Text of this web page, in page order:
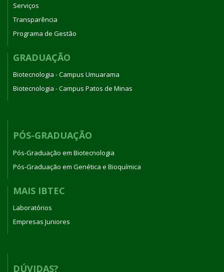
Serviços
Transparência
Programa de Gestão
GRADUAÇÃO
Biotecnologia - Campus Umuarama
Biotecnologia - Campus Patos de Minas
PÓS-GRADUAÇÃO
Pós-Graduação em Biotecnologia
Pós-Graduação em Genética e Bioquímica
MAIS IBTEC
Laboratórios
Empresas Juniores
DÚVIDAS?